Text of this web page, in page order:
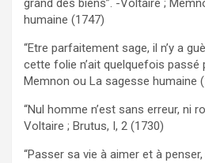
grand des biens”. -Voltaire ;
humaine (1747)
“Etre parfaitement sage, il n’y a
cette folie n’ait quelquefois passé
Memnon ou La sagesse humaine
“Nul homme n’est sans erreur, ni
Voltaire ; Brutus, I, 2 (1730)
“Passer sa vie à aimer et à